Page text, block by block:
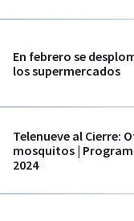
En febrero se
los supermercados
Telenueve al Cierre:
mosquitos |
2024